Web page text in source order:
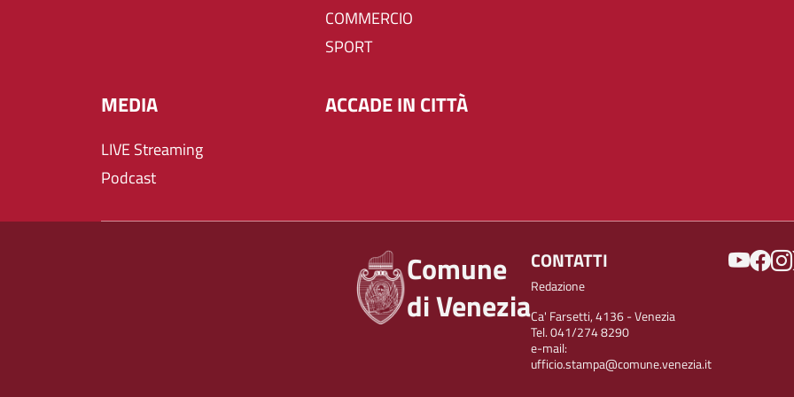
COMMERCIO
SPORT
MEDIA
LIVE Streaming
Podcast
ACCADE IN CITTÀ
Comune
di Venezia
CONTATTI
Redazione
Ca' Farsetti, 4136 - Venezia
Tel. 041/274 8290
e-mail:
ufficio.stampa@comune.venezia.it